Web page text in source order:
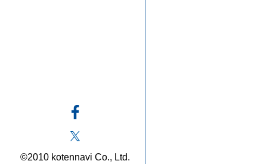
©2010 kotennavi Co., Ltd.